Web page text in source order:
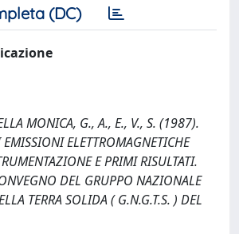
(DC)
MONICA, G., A., E., V., S. (1987).
ELETTROMAGNETICHE
E PRIMI RISULTATI.
DEL GRUPPO NAZIONALE
TERRA SOLIDA ( G.N.G.T.S. ) DEL